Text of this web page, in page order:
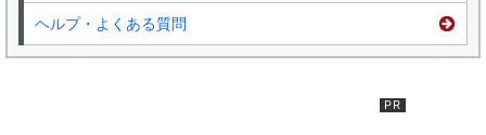
ヘルプ・よくある質問